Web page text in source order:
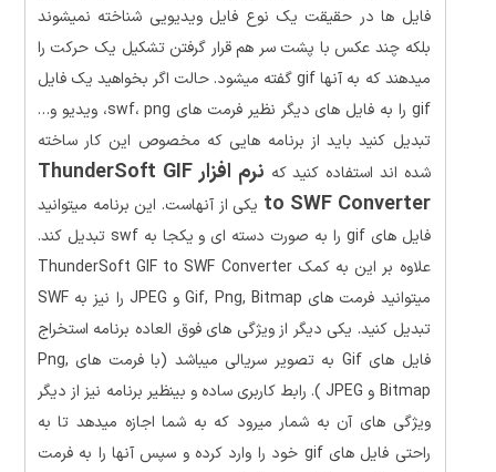
فایل ها در حقیقت یک نوع فایل ویدیویی شناخته نمیشوند
بلکه چند عکس با پشت سر هم قرار گرفتن تشکیل یک حرکت را
میدهند که به آنها gif گفته میشود. حالت اگر بخواهید یک فایل
gif را به فایل های دیگر نظیر فرمت های swf، png، ویدیو و…
تبدیل کنید باید از برنامه هایی که مخصوص این کار ساخته
شده اند استفاده کنید که
نرم افزار ThunderSoft GIF
to SWF Converter یکی از آنهاست. این برنامه میتوانید
فایل های gif را به صورت دسته ای و یکجا به swf تبدیل کند.
علاوه بر این به کمک ThunderSoft GIF to SWF Converter
میتوانید فرمت های Gif, Png, Bitmap و JPEG را نیز به SWF
تبدیل کنید. یکی دیگر از ویژگی های فوق العاده برنامه استخراج
فایل های Gif به تصویر سریالی میباشد (با فرمت های Png,
Bitmap و JPEG ). رابط کاربری ساده و بینظیر برنامه نیز از دیگر
ویژگی های آن به شمار میرود که به شما اجازه میدهد تا به
راحتی فایل های gif خود را وارد کرده و سپس آنها را به فرمت